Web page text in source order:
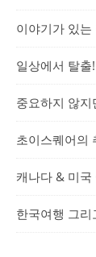
이야기가 있
일상에서 탈
중요하지 않
초이스퀘어의
캐나다 & 미국
한국여행 그리